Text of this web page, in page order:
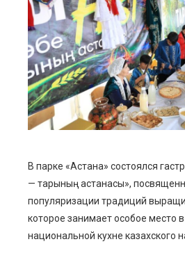
В парке «Астана» состоялся
— тарының астанасы»,
популяризации традиций
которое занимает особое место
национальной кухне казахского